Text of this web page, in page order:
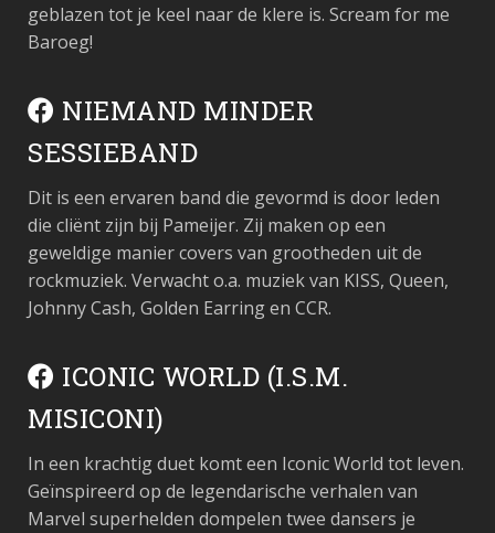
geblazen tot je keel naar de klere is. Scream for me
Baroeg!
NIEMAND MINDER
SESSIEBAND
Dit is een ervaren band die gevormd is door leden
die cliënt zijn bij Pameijer. Zij maken op een
geweldige manier covers van grootheden uit de
rockmuziek. Verwacht o.a. muziek van KISS, Queen,
Johnny Cash, Golden Earring en CCR.
ICONIC WORLD (I.S.M.
MISICONI)
In een krachtig duet komt een Iconic World tot leven.
Geïnspireerd op de legendarische verhalen van
Marvel superhelden dompelen twee dansers je